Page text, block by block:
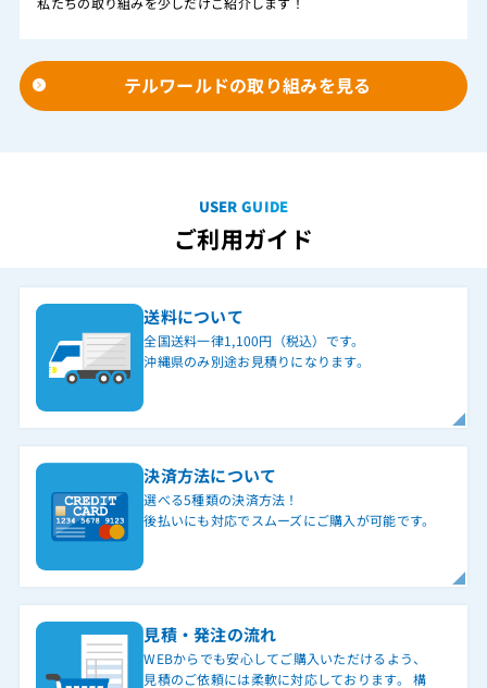
テルワールドの取り組みを見る
USER GUIDE
ご利用ガイド
送料について
全国送料一律1,100円（税込）です。
沖縄県のみ別途お見積りになります。
決済方法について
選べる5種類の決済方法！
後払いにも対応でスムーズにご購入が可能です。
見積・発注の流れ
WEBからでも安心してご購入いただけるよう、
見積のご依頼には柔軟に対応しております。 構